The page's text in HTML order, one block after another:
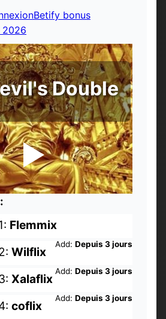
Betify bonus
2026
Double
Flemmix
Add: Depuis 3 jours
Wilflix
Add: Depuis 3 jours
Xalaflix
Add: Depuis 3 jours
coflix